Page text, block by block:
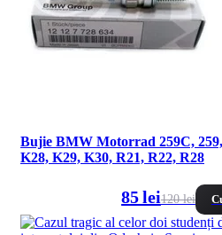
Bujie BMW Motorrad 259C,
K28, K29, K30, R21, R22, R28
85 lei120 lei